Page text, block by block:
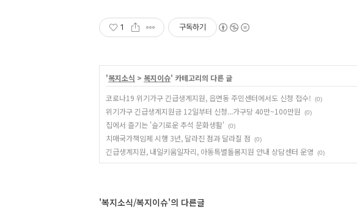
1 구독하기
'복지소식 > 복지이슈' 카테고리의 다른 글
코로나19 위기가구 긴급생계지원, 읍면동 주민센터에서도 신청 접수!
(0)
위기가구 긴급생계지원금 12일부터 신청...가구당 40만~100만원 (0)
집에서 즐기는 '슬기로운 추석 문화생활' (0)
치매국가책임제 시행 3년, 달라진 점과 달라질 점 (0)
긴급생계지원, 내일키움일자리, 아동특별돌봄지원 안내 상담센터 운영 (0)
'복지소식/복지이슈'의 다른글